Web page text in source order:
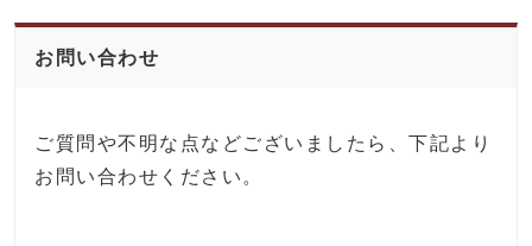
お問い合わせ
ご質問や不明な点などございましたら、下記より
お問い合わせください。